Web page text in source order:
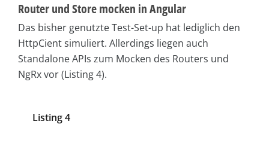
Router und Store mocken in Angular
Das bisher genutzte Test-Set-up hat lediglich den
HttpCient simuliert. Allerdings liegen auch
Standalone APIs zum Mocken des Routers und
NgRx vor (Listing 4).
Listing 4